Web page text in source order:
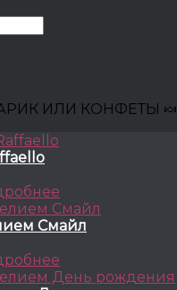
ИЛИ КОНФЕТЫ 🍬
Смайл